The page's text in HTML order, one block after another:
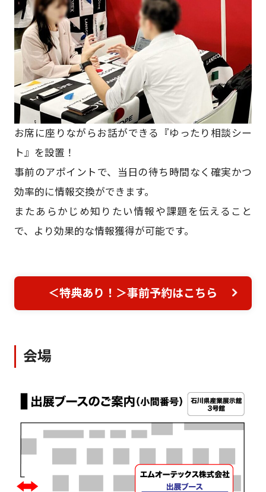
お席に座りながらお話ができる『ゆったり相談シー
ト』を設置！​
事前のアポイントで、当日の待ち時間なく確実かつ
効率的に情報交換ができます。​
またあらかじめ知りたい情報や課題を伝えること
で、より効果的な情報獲得が可能です。​
＜特典あり！＞事前予約はこちら
会場